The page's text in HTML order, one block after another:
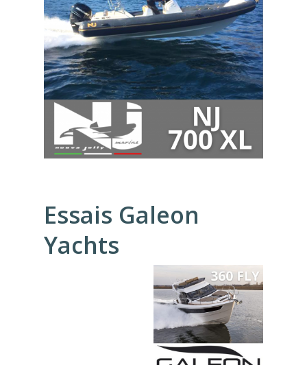
Essais Galeon
Yachts